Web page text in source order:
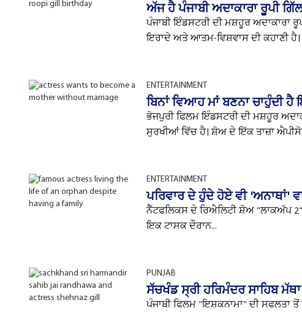
ਅੱਜ ਹੈ ਪੰਜਾਬੀ ਅਦਾਕਾਰਾ ਰੂਪੀ
ਪੰਜਾਬੀ ਇੰਡਸਟਰੀ ਦੀ ਮਸ਼ਹੂਰ ਅਦਾਕਾਰਾ
ਇਰਾਦੇ ਅਤੇ ਆਤਮ-ਵਿਸ਼ਵਾਸ ਦੀ ਕਹਾਣੀ ਹੈ।
ENTERTAINMENT
ਬਿਨਾਂ ਵਿਆਹ ਮਾਂ ਬਣਨਾ ਚਾਹੁੰਦੀ
ਭੋਜਪੁਰੀ ਫਿਲਮ ਇੰਡਸਟਰੀ ਦੀ ਮਸ਼ਹੂਰ
ਸੁਰਖੀਆਂ ਵਿੱਚ ਹੈ। ਸ਼ੋਅ ਦੇ ਇੱਕ ਤਾਜ਼ਾ
ENTERTAINMENT
ਪਰਿਵਾਰ ਦੇ ਹੁੰਦੇ ਹੋਏ ਵੀ 'ਅਨਾਥਾਂ'
ਨੈੱਟਫਲਿਕਸ ਦੇ ਰਿਐਲਿਟੀ ਸ਼ੋਅ "ਲਾਕਅੱਪ
ਇਕ ਟਾਸਕ ਦੌਰਾਨ...
PUNJAB
ਸੱਚਖੰਡ ਸ੍ਰੀ ਹਰਿਮੰਦਰ ਸਾਹਿਬ
ਪੰਜਾਬੀ ਫਿਲਮ "ਇਸ਼ਕਨਾਮਾ" ਦੀ ਸਫਲਤਾ